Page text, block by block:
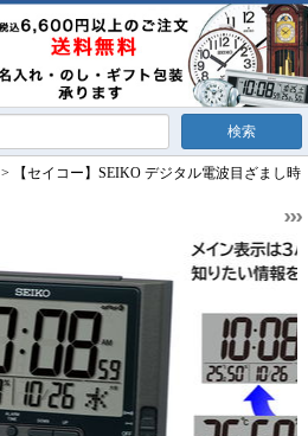
> 【セイコー】SEIKO デジタル電波目ざまし時